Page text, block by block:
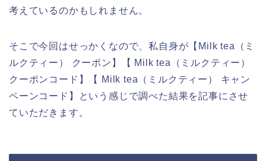
考えているのかもしれません。
そこで今回はせっかくなので、私自身が【Milk tea（ミ
ルクティー） クーポン】【 Milk tea（ミルクティー）
クーポンコード】【 Milk tea（ミルクティー） キャン
ペーンコード】という感じで調べた結果を記事にさせ
ていただきます。